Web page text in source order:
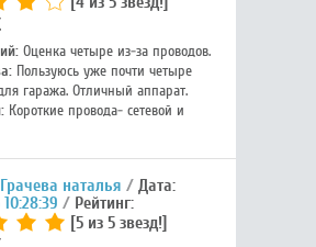
Оценка четыре из-за проводов.
Пользуюсь уже почти четыре
гаража. Отличный аппарат.
Короткие провода- сетевой и
Грачева наталья Дата:
Рейтинг:
[5 из 5 звезд!]